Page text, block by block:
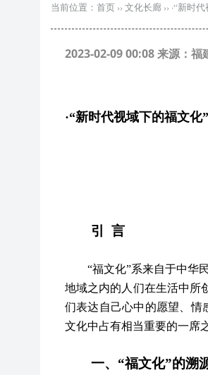
当前位置： 首页 ›› 文化长廊 ›› ·“新时
2023-02-09 00:08 来源：福
·“新时代视域下的福文化”
引 言
“福文化”系来自于中华
地域之内的人们在生活中所
们表达自己心中的愿望、情
文化中占有相当重要的一席
一、 “福文化”的溯